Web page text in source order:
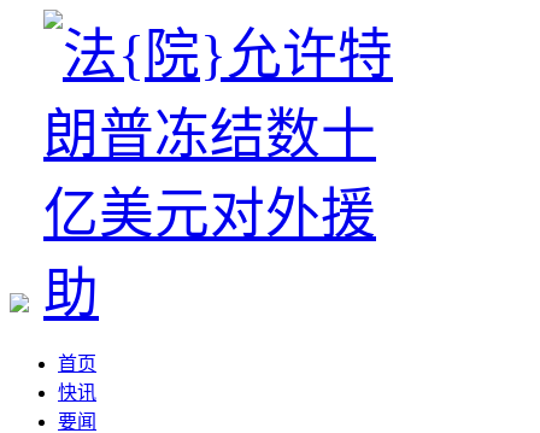
首页
快讯
要闻